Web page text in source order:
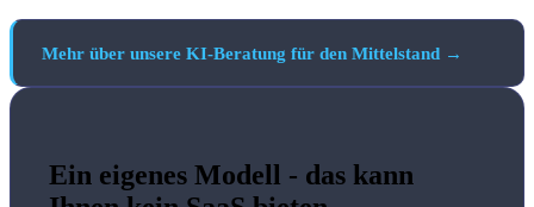
Mehr über unsere KI-Beratung für den Mittelstand
Ein eigenes Modell - das kann